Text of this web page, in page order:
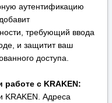
чтобы избежать
под KRAKEN. Не
без проверки.
к KRAKEN. Для
уровня защиты
совместно с Tor. Это
факт